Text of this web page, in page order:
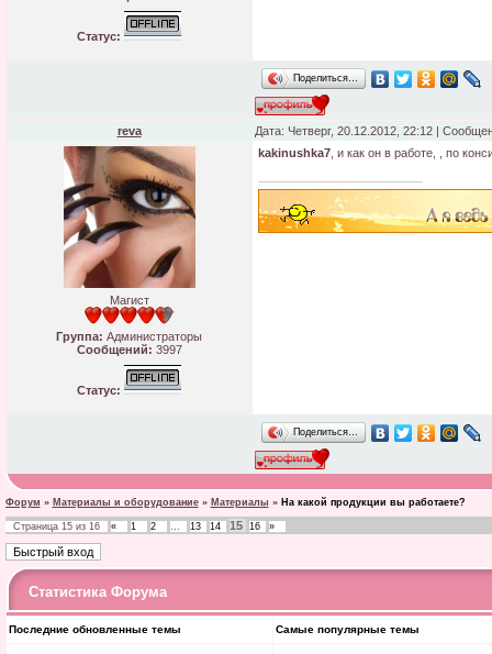
Статус:
Поделиться…
reva Дата: Четверг, 20.12.2012, 22:12 |
Магист
Группа: Администраторы
Сообщений: 3997
Статус:
kakinushka7, и как он в работе, , по
Поделиться…
Форум » Материалы и оборудование » Материалы » На какой продукции вы работаете?
Страница 15из 16 « 1 2 … 13 14 15 16 »
Статистика Форума
Последние обновленные темы Самые популярные темы